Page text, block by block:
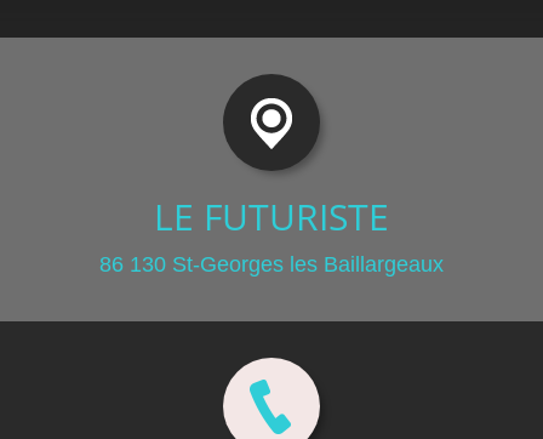
LE FUTURISTE
86 130 St-Georges les Baillargeaux